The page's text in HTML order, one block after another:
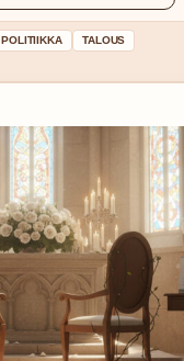
POLITIIKKA
TALOUS